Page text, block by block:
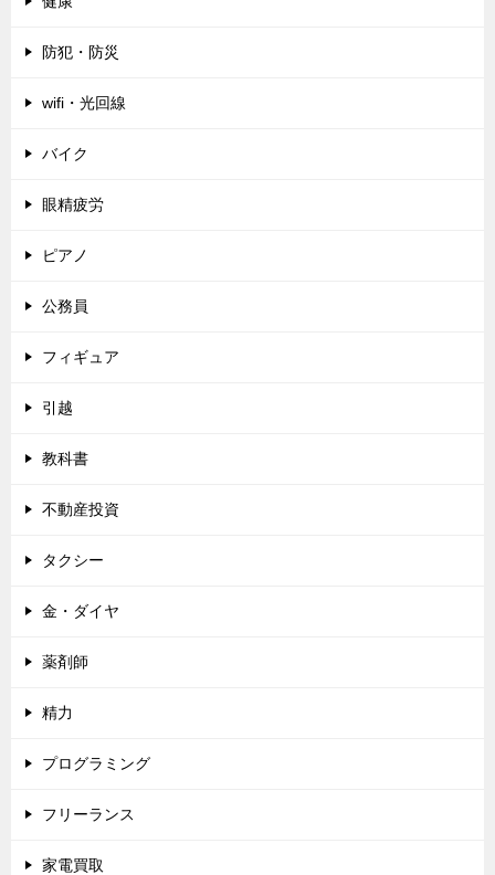
防犯・防災
wifi・光回線
バイク
眼精疲労
ピアノ
公務員
フィギュア
引越
教科書
不動産投資
タクシー
金・ダイヤ
薬剤師
精力
プログラミング
フリーランス
家電買取